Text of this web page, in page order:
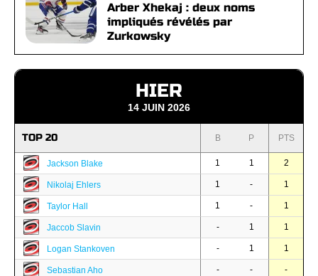
Arber Xhekaj : deux noms
impliqués révélés par
Zurkowsky
HIER
14 JUIN 2026
TOP 20 B P PTS
Jackson Blake 1 1 2
Nikolaj Ehlers 1 - 1
Taylor Hall 1 - 1
Jaccob Slavin - 1 1
Logan Stankoven - 1 1
Sebastian Aho - - -